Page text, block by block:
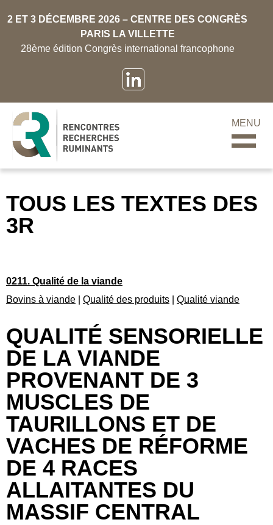
2 ET 3 DÉCEMBRE 2026 – CENTRE DES CONGRÈS
PARIS LA VILLETTE
28ème édition Congrès international francophone
MENU
TOUS LES TEXTES DES
3R
0211. Qualité de la viande
Bovins à viande
Qualité des produits Qualité viande
QUALITÉ SENSORIELLE
DE LA VIANDE
PROVENANT DE 3
MUSCLES DE
TAURILLONS ET DE
VACHES DE RÉFORME
DE 4 RACES
ALLAITANTES DU
MASSIF CENTRAL